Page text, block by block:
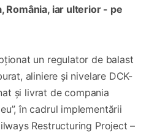
România, iar ulterior - pe
un regulator de balast
aliniere și nivelare DCK-
și livrat de compania
în cadrul implementării
Restructuring Project –